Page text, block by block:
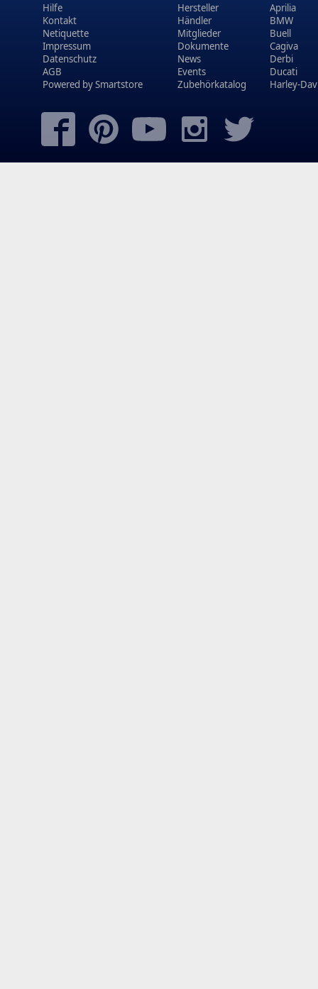
Hilfe
Kontakt
Netiquette
Impressum
Datenschutz
AGB
Powered bySmartstore
Hersteller
Händler
Mitglieder
Dokumente
News
Events
Zubehörkatalog
Aprilia
BMW
Buell
Cagiva
Derbi
Ducati
Harley-